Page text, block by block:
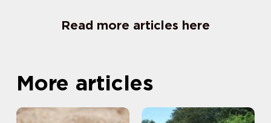
Read more articles here
More articles